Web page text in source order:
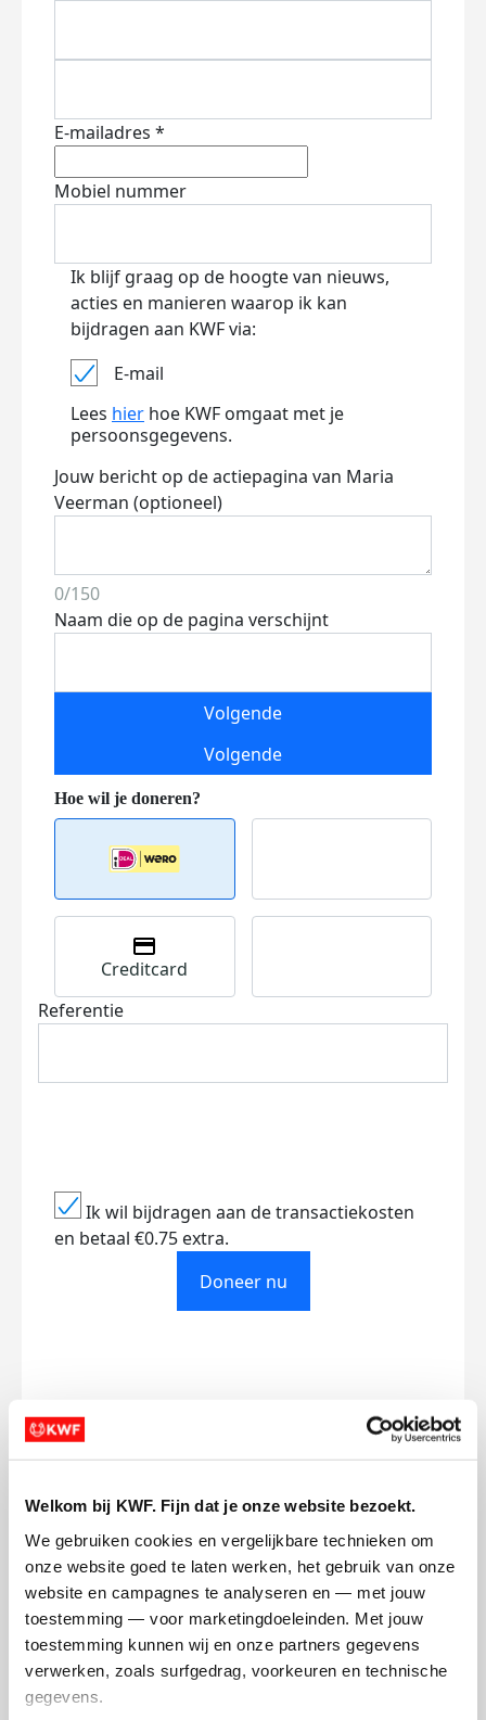
Welkom bij KWF. Fijn dat je onze website bezoekt.
We gebruiken cookies en vergelijkbare technieken om
onze website goed te laten werken, het gebruik van onze
website en campagnes te analyseren en — met jouw
toestemming — voor marketingdoeleinden. Met jouw
toestemming kunnen wij en onze partners gegevens
verwerken, zoals surfgedrag, voorkeuren en technische
gegevens.
E-mailadres *
Mobiel nummer
Ik blijf graag op de hoogte van nieuws,
acties en manieren waarop ik kan
bijdragen aan KWF via:
E-mail
Lees hier hoe KWF omgaat met je
persoonsgegevens.
Jouw bericht op de actiepagina van Maria
Veerman (optioneel)
0/150
Naam die op de pagina verschijnt
Volgende
Volgende
Creditcard
Referentie
Ik wil bijdragen aan de transactiekosten
en betaal €0.75 extra.
Doneer nu
Opgehaald
€271
Streefbedrag
€498
Doneer Word lid van mijn team
Badges